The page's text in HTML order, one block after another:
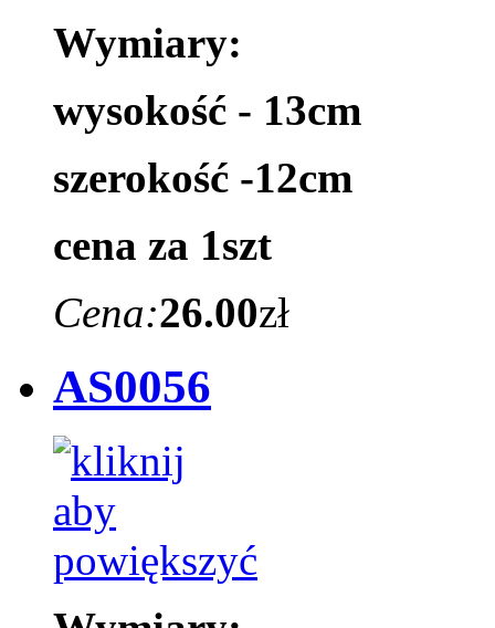
Wymiary:
wysokość - 13cm
szerokość -12cm
cena za 1szt
Cena:26.00zł
AS0056